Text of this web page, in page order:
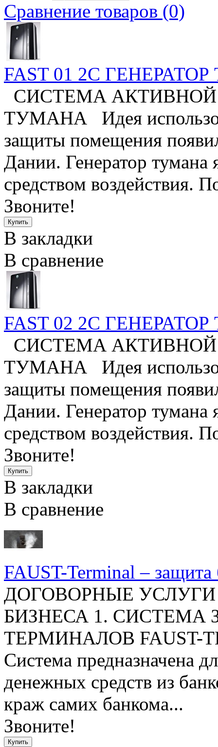
Сравнение товаров (0)
FAST 01 2С
СИСТЕМА
ТУМАНА Идея
защиты помещения
Дании. Генератор тумана
средством воздействия.
Звоните!
В закладки
В сравнение
FAST 02 2С
СИСТЕМА
ТУМАНА Идея
защиты помещения
Дании. Генератор тумана
средством воздействия.
Звоните!
В закладки
В сравнение
FAUST-Terminal –
ДОГОВОРНЫЕ
БИЗНЕСА 1.
ТЕРМИНАЛОВ FAUST-
Система предназначена
денежных средств из
краж самих банкома...
Звоните!